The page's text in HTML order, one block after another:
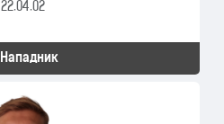
22.04.02
Нападник